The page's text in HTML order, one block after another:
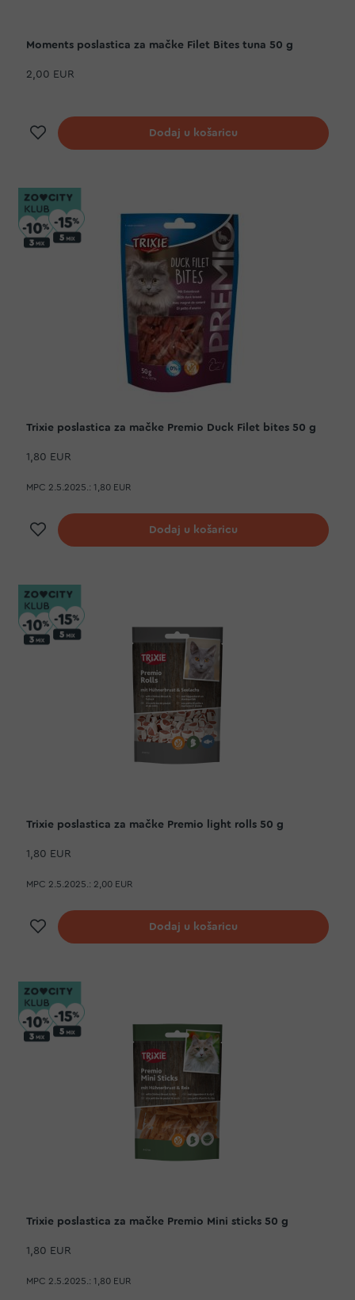
Moments poslastica za mačke Filet Bites tuna 50 g
2,00 EUR
Dodaj na listu želja
Dodaj u košaricu
Trixie poslastica za mačke Premio Duck Filet bites 50 g
1,80 EUR
MPC 2.5.2025.: 1,80 EUR
Dodaj na listu želja
Dodaj u košaricu
Trixie poslastica za mačke Premio light rolls 50 g
1,80 EUR
MPC 2.5.2025.: 2,00 EUR
Dodaj na listu želja
Dodaj u košaricu
Trixie poslastica za mačke Premio Mini sticks 50 g
1,80 EUR
MPC 2.5.2025.: 1,80 EUR